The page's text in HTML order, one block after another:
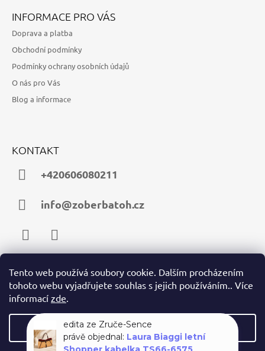
Tento web používá soubory cookie. Dalším procházením
tohoto webu vyjadřujete souhlas s jejich používáním.. Více
informací zde.
Nastavení
INFORMACE PRO VÁS
Doprava a platba
Obchodní podmínky
Podmínky ochrany osobních údajů
O nás pro Vás
Blog a informace
KONTAKT
+420606080211
info@zoberbatoh.cz
FacebookInstagram
PŘIJÍMÁME ONLINE PLATBY
edita ze Zruče-Sence
právě objednal:Laura Biaggi letní